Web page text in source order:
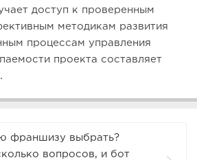
доступ к проверенным
методикам развития
процессам управления
проекта составляет
франшизу выбрать?
вопросов, и бот